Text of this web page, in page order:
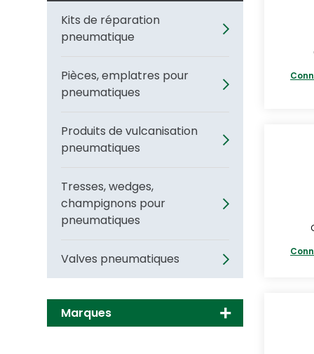
Kits de réparation
pneumatique
Pièces, emplatres pour
pneumatiques
Produits de vulcanisation
pneumatiques
Tresses, wedges,
champignons pour
pneumatiques
Valves pneumatiques
Marques